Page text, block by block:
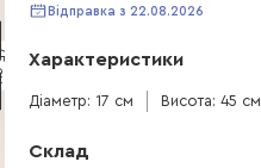
Відправка з 22.08.2026
Характеристики
Діаметр: 17 см Висота: 45 см
Склад